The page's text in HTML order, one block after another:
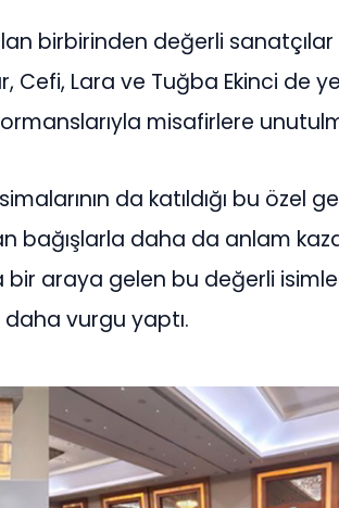
birbirinden değerli sanatçılar
Cefi, Lara ve Tuğba Ekinci de
misafirlere
da katıldığı bu özel
bağışlarla daha da anlam
bir araya gelen bu değerli
vurgu yaptı.